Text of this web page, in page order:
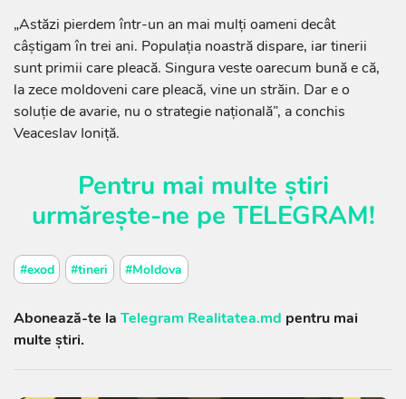
„Astăzi pierdem într-un an mai mulți oameni decât
câștigam în trei ani. Populația noastră dispare, iar tinerii
sunt primii care pleacă. Singura veste oarecum bună e că,
la zece moldoveni care pleacă, vine un străin. Dar e o
soluție de avarie, nu o strategie națională”, a conchis
Veaceslav Ioniță.
Pentru mai multe știri
urmărește-ne pe TELEGRAM!
#exod #tineri #Moldova
Abonează-te la Telegram Realitatea.md pentru mai
multe știri.